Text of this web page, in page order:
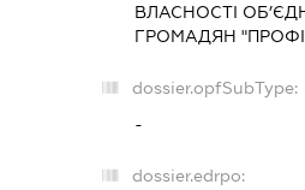
ВЛАСНОСТІ
ГРОМАДЯН
dossier.opfSubType:
-
dossier.edrpo: